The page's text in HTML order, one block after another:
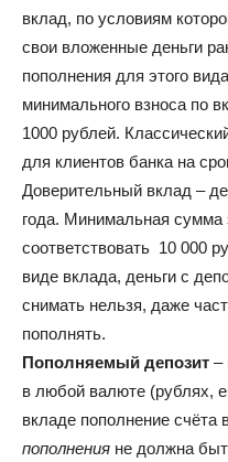
вклад, по условиям
свои вложенные деньги
пополнения для этого
минимального взноса по
1000 рублей.
для клиентов банка на
Доверительный вклад –
года. Минимальная сумма
соответствовать 10 000
виде вклада, деньги с
снимать нельзя, даже
пополнять.
Пополняемый депозит –
в любой валюте (рублях,
вкладе пополнение счёта
пополнения не должна